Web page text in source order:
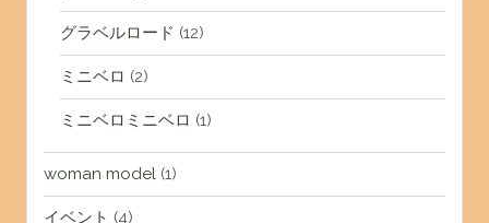
グラベルロード (12)
ミニベロ (2)
ミニベロミニベロ (1)
woman model(1)
イベント (4)